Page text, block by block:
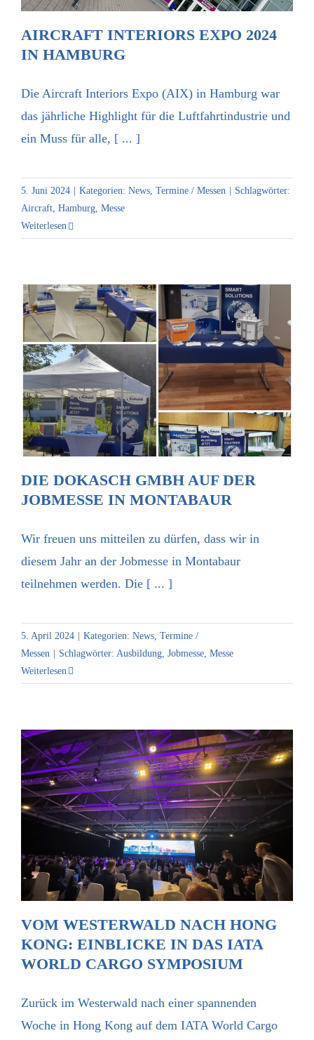
AIRCRAFT INTERIORS EXPO 2024
IN HAMBURG
Die Aircraft Interiors Expo (AIX) in Hamburg war
das jährliche Highlight für die Luftfahrtindustrie und
ein Muss für alle, [ ... ]
5. Juni 2024 Kategorien: News, Termine / Messen
Schlagwörter:
Aircraft, Hamburg, Messe
Weiterlesen
Die Dokasch GmbH auf der Jobmesse in
Montabaur
DIE DOKASCH GMBH AUF DER
JOBMESSE IN MONTABAUR
Wir freuen uns mitteilen zu dürfen, dass wir in
diesem Jahr an der Jobmesse in Montabaur
teilnehmen werden. Die [ ... ]
5. April 2024 Kategorien: News, Termine /
Messen
Schlagwörter: Ausbildung, Jobmesse, Messe
Weiterlesen
Vom Westerwald nach Hong Kong:
Einblicke in das IATA World Cargo
Symposium
VOM WESTERWALD NACH HONG
KONG: EINBLICKE IN DAS IATA
WORLD CARGO SYMPOSIUM
Zurück im Westerwald nach einer spannenden
Woche in Hong Kong auf dem IATA World Cargo